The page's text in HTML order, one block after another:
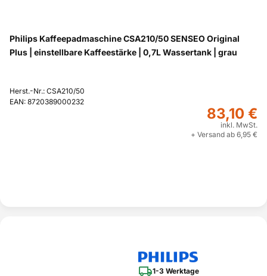
Philips Kaffeepadmaschine CSA210/50 SENSEO Original
Plus | einstellbare Kaffeestärke | 0,7L Wassertank | grau
Herst.-Nr.: CSA210/50
EAN: 8720389000232
83,10 €
inkl. MwSt.
+ Versand ab 6,95 €
1-3 Werktage